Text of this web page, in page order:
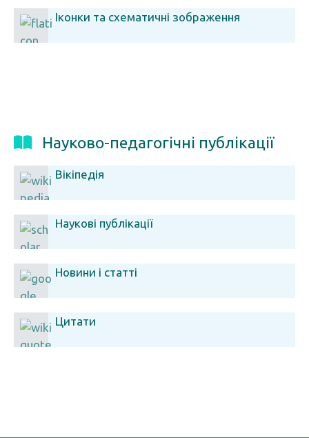
Іконки та схематичні зображення
Науково-педагогічні публікації
Вікіпедія
Наукові публікації
Новини і статті
Цитати